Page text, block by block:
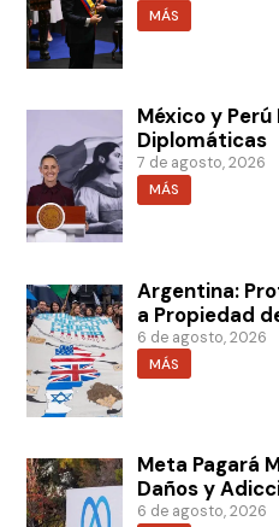
MÁS
México y
Diplomáticas
7 de agosto, 2026
MÁS
Argentina:
a Propiedad
6 de agosto, 2026
MÁS
Meta Pagará
Daños y
6 de agosto, 2026